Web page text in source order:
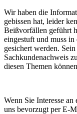
Wir haben die
gebissen hat, leider
Beißvorfällen geführt
eingestuft und muss
gesichert werden.
Sachkundenachweis
diesen Themen
Wenn Sie Interesse
uns bevorzugt per E-